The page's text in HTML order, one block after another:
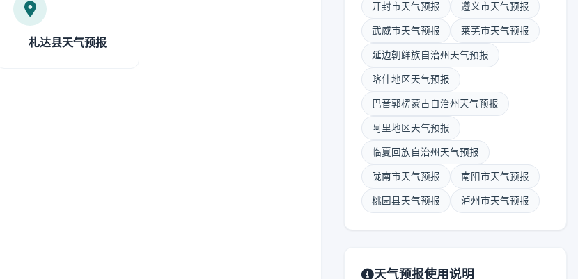
札达县天气预报
开封市天气预报 遵义市天气预报
武威市天气预报 莱芜市天气预报
延边朝鲜族自治州天气预报
喀什地区天气预报
巴音郭楞蒙古自治州天气预报
阿里地区天气预报
临夏回族自治州天气预报
陇南市天气预报 南阳市天气预报
桃园县天气预报 泸州市天气预报
天气预报使用说明